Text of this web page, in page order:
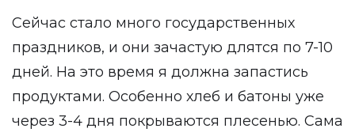
Сейчас стало много государственных
праздников, и они зачастую длятся по 7-10
дней. На это время я должна запастись
продуктами. Особенно хлеб и батоны уже
через 3-4 дня покрываются плесенью. Сама